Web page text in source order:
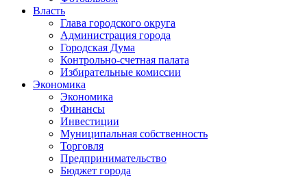
Власть
Глава городского округа
Администрация города
Городская Дума
Контрольно-счетная палата
Избирательные комиссии
Экономика
Экономика
Финансы
Инвестиции
Муниципальная собственность
Торговля
Предпринимательство
Бюджет города